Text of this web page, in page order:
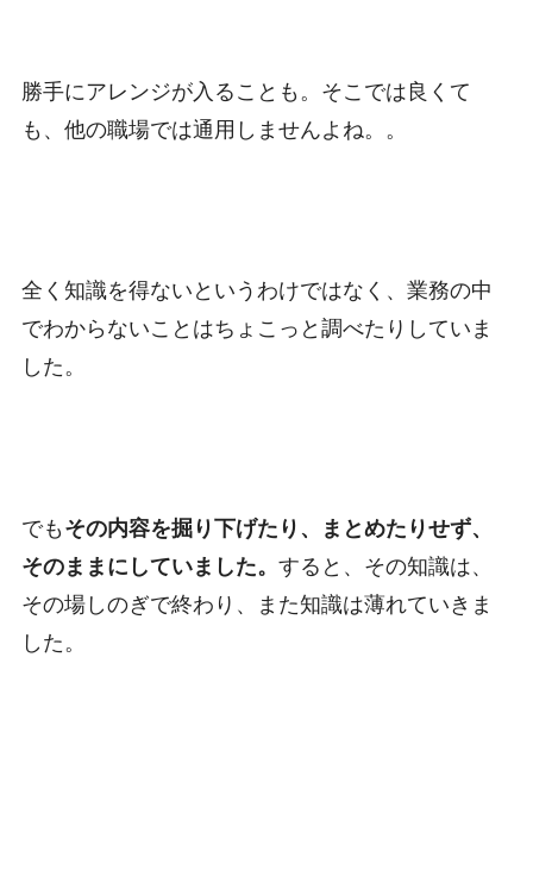
勝手にアレンジが入ることも。そこでは良くて
も、他の職場では通用しませんよね。。
全く知識を得ないというわけではなく、業務の中
でわからないことはちょこっと調べたりしていま
した。
でも その内容を掘り下げたり、まとめたりせず、
そのままにしていました。 すると、その知識は、
その場しのぎで終わり、また知識は薄れていきま
した。